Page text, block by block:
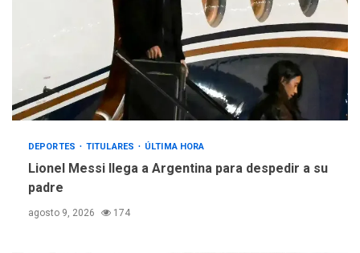
DEPORTES TITULARES ÚLTIMA HORA
Lionel Messi llega a Argentina para despedir a su
padre
agosto 9, 2026 174